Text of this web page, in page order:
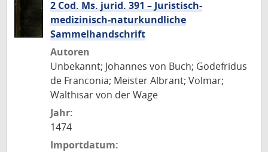
2 Cod. Ms. jurid. 391 – Juristisch-
medizinisch-naturkundliche
Sammelhandschrift
Autoren
Unbekannt; Johannes von Buch; Godefridus
de Franconia; Meister Albrant; Volmar;
Walthisar von der Wage
Jahr:
1474
Importdatum: